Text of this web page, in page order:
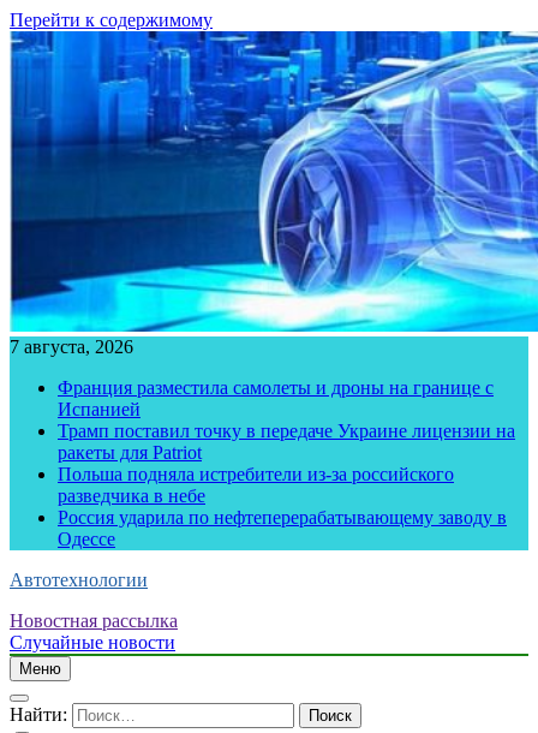
Перейти к содержимому
7 августа, 2026
Франция разместила самолеты и дроны на границе с
Испанией
Трамп поставил точку в передаче Украине лицензии на
ракеты для Patriot
Польша подняла истребители из-за российского
разведчика в небе
Россия ударила по нефтеперерабатывающему заводу в
Одессе
Автотехнологии
Новостная рассылка
Случайные новости
Меню
Найти: